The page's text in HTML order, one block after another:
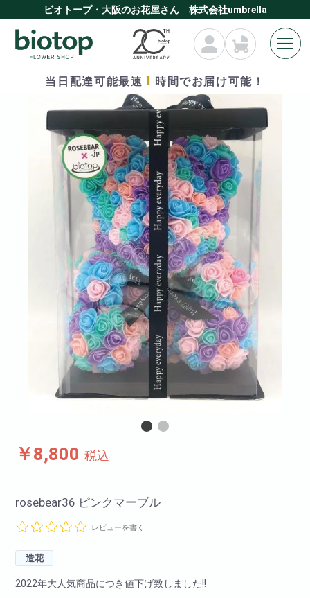
ビオトープ・大阪のお花屋さん 株式会社umbrella
当日配達可能最速 1 時間でお届け可能！
￥8,800 税込
rosebear36 ピンクマーブル
レビューを書く
造花
2022年大人気商品につき値下げ致しました!!